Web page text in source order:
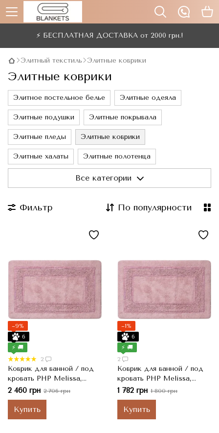
⚡ БЕСПЛАТНАЯ ДОСТАВКА от 2000 грн.!
Элитный текстиль Элитные коврики
Элитные коврики
Элитное постельное белье Элитные одеяла
Элитные подушки Элитные покрывала
Элитные пледы Элитные коврики
Элитные халаты Элитные полотенца
Все категории
Фильтр По популярности
−9%
6
⚡ 🚚
2
Коврик для ванной / под
кровать PHP Melissa,
Fragola Розовый, 55x100 см
2 460 грн 2 706 грн
Купить
−1%
6
⚡ 🚚
2
Коврик для ванной / под
кровать PHP Melissa,
Fragola Розовый, 50x80 см
1 782 грн 1 800 грн
Купить